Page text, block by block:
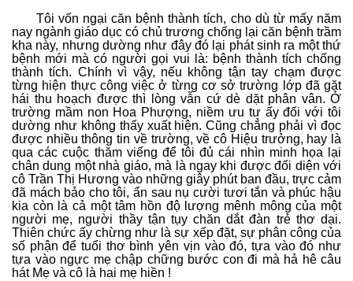
Tôi vốn ngại căn bệnh thành tích, cho dù từ mấy năm
nay ngành giáo dục có chủ trương chống lại căn bệnh trầm
kha này, nhưng dường như đây đó lại phát sinh ra một thứ
bệnh mới mà có người gọi vui là: bệnh thành tích chống
thành tích. Chính vì vậy, nếu không tận tay chạm được
từng hiện thực công việc ở từng cơ sở trường lớp đã gặt
hái thu hoạch được thì lòng vẫn cứ dè dặt phân vân. Ở
trường mầm non Hoa Phượng, niềm ưu tư ấy đối với tôi
dường như không thấy xuất hiện. Cũng chẳng phải vì đọc
được nhiều thông tin về trường, về cô Hiệu trưởng, hay là
qua các cuộc thăm viếng để tôi đủ cái nhìn minh họa lại
chân dung một nhà giáo, mà là ngay khi được đối diện với
cô Trần Thị Hương vào những giây phút ban đầu, trực cảm
đã mách bảo cho tôi, ẩn sau nụ cười tươi tắn và phúc hậu
kia còn là cả một tâm hồn độ lượng mênh mông của một
người mẹ, người thầy tận tụy chăn dắt đàn trẻ thơ dại.
Thiên chức ấy chừng như là sự xếp đặt, sự phân công của
số phận để tuổi thơ bình yên vịn vào đó, tựa vào đó như
tựa vào ngực mẹ chập chững bước con đi mà hả hê câu
hát Mẹ và cô là hai mẹ hiền !